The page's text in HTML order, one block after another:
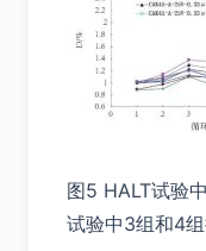
图5 HALT试验
试验中3组和4